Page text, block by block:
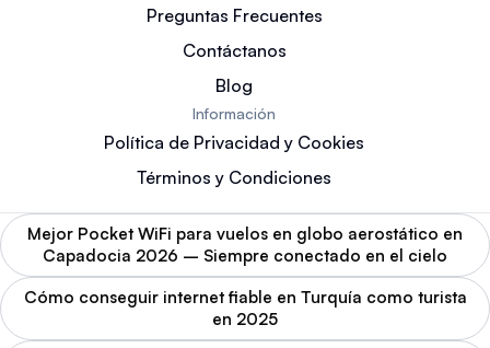
Preguntas Frecuentes
Contáctanos
Blog
Información
Política de Privacidad y Cookies
Términos y Condiciones
Mejor Pocket WiFi para vuelos en globo aerostático en
Capadocia 2026 – Siempre conectado en el cielo
Cómo conseguir internet fiable en Turquía como turista
en 2025